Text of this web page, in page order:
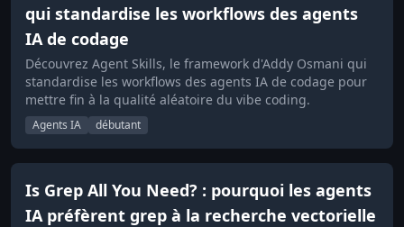
qui standardise les workflows des agents
IA de codage
Découvrez Agent Skills, le framework d'Addy Osmani qui
standardise les workflows des agents IA de codage pour
mettre fin à la qualité aléatoire du vibe coding.
Agents IA débutant
Is Grep All You Need? : pourquoi les agents
IA préfèrent grep à la recherche vectorielle